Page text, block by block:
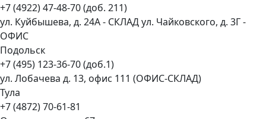
+7 (4922) 47-48-70 (доб. 211)
ул. Куйбышева, д. 24А - СКЛАД ул. Чайковского, д. 3Г -
ОФИС
Подольск
+7 (495) 123-36-70 (доб.1)
ул. Лобачева д. 13, офис 111 (ОФИС-СКЛАД)
Тула
+7 (4872) 70-61-81